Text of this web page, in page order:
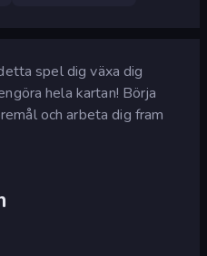
spel dig växa dig
hela kartan! Börja
och arbeta dig fram